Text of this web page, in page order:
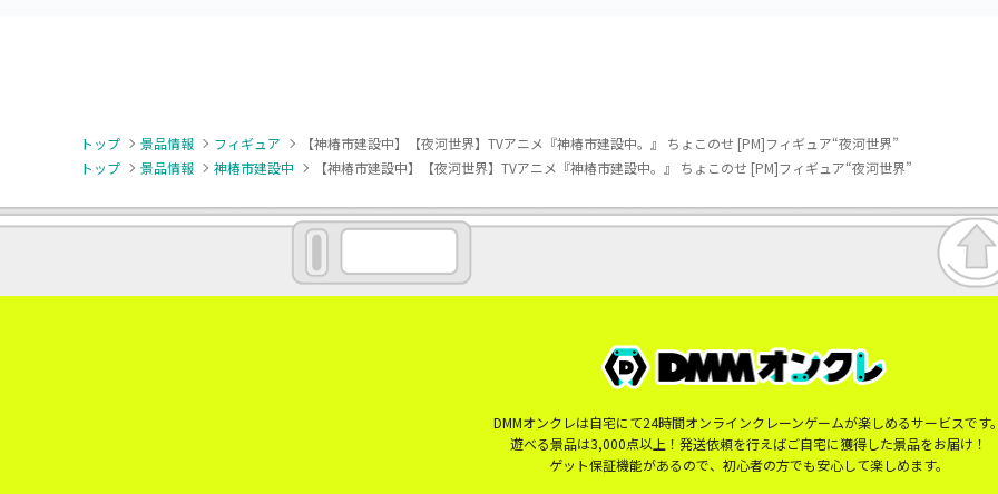
トップ 景品情報 フィギュア
【神椿市建設中】【夜河世界】TVアニメ『神椿市建設中。』 ちょこのせ [PM]フィギュア“夜河世界”
トップ
景品情報 神椿市建設中 【神椿市建設中】【夜河世界】TVアニメ『神椿市建設中。』 ちょこのせ [PM]フィギュア“夜河世界”
DMMオンクレは自宅にて24時間オンラインクレーンゲームが楽しめるサービスです
遊べる景品は3,000点以上！発送依頼を行えばご自宅に獲得した景品をお届け！
ゲット保証機能があるので、初心者の方でも安心して楽しめます。